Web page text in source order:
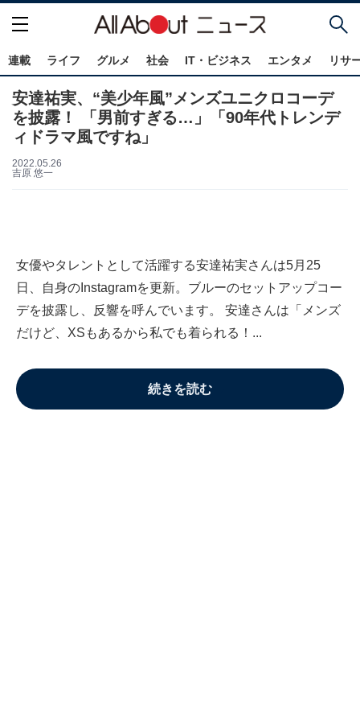
連載 ライフ グルメ 社会 IT・ビジネス エンタメ リサ
安達祐実、“美少年風”メンズユニクロコーデ
を披露！ 「男前すぎる…」「90年代トレンデ
ィドラマ風ですね」
2022.05.26
吉原 悠一
女優やタレントとして活躍する安達祐実さんは5月25
日、自身のInstagramを更新。ブルーのセットアップコー
デを披露し、反響を呼んでいます。 安達さんは「メンズ
だけど、XSもあるから私でも着られる！...
続きを読む